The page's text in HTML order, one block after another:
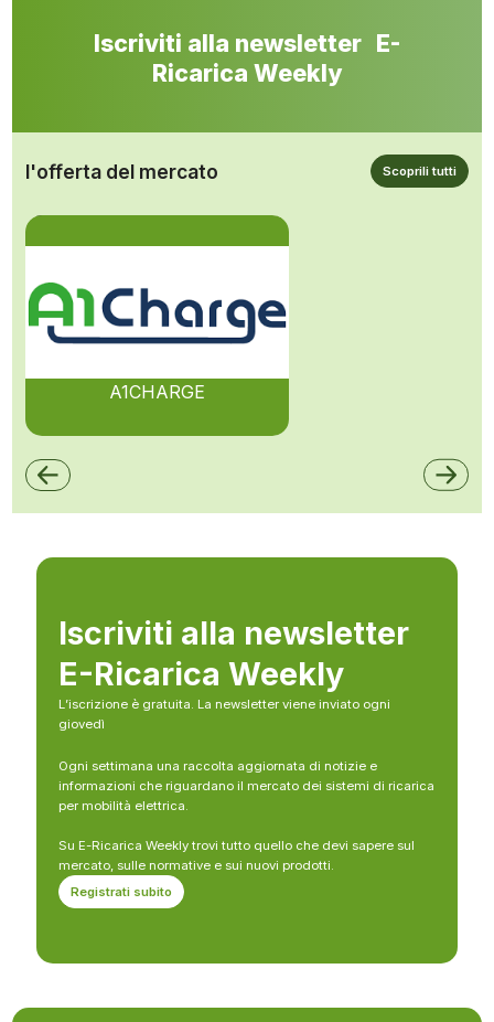
Iscriviti alla newsletter E-
Ricarica Weekly
l'offerta del mercato Scoprili tutti
A1CHARGE
Iscriviti alla newsletter
E-Ricarica Weekly
L’iscrizione è gratuita. La newsletter viene inviato ogni
giovedì
Ogni settimana una raccolta aggiornata di notizie e
informazioni che riguardano il mercato dei sistemi di ricarica
per mobilità elettrica.
Su E-Ricarica Weekly trovi tutto quello che devi sapere sul
mercato, sulle normative e sui nuovi prodotti.
Registrati subito